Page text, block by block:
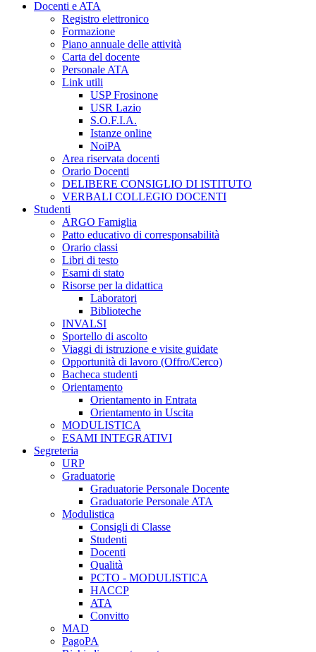
Docenti e ATA
Registro elettronico
Formazione
Piano annuale delle attività
Carta del docente
Personale ATA
Link utili
USP Frosinone
USR Lazio
S.O.F.I.A.
Istanze online
NoiPA
Area riservata docenti
Orario Docenti
DELIBERE CONSIGLIO DI ISTITUTO
VERBALI COLLEGIO DOCENTI
Studenti
ARGO Famiglia
Patto educativo di corresponsabilità
Orario classi
Libri di testo
Esami di stato
Risorse per la didattica
Laboratori
Biblioteche
INVALSI
Sportello di ascolto
Viaggi di istruzione e visite guidate
Opportunità di lavoro (Offro/Cerco)
Bacheca studenti
Orientamento
Orientamento in Entrata
Orientamento in Uscita
MODULISTICA
ESAMI INTEGRATIVI
Segreteria
URP
Graduatorie
Graduatorie Personale Docente
Graduatorie Personale ATA
Modulistica
Consigli di Classe
Studenti
Docenti
Qualità
PCTO - MODULISTICA
HACCP
ATA
Convitto
MAD
PagoPA